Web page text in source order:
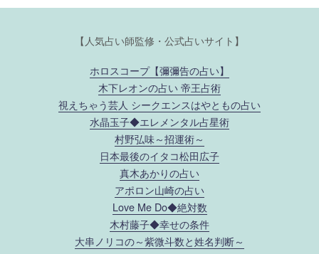
【人気占い師監修・公式占いサイト】
ホロスコープ【彌彌告の占い】
木下レオンの占い 帝王占術
視えちゃう芸人 シークエンスはやともの占い
水晶玉子◆エレメンタル占星術
村野弘味～招運術～
日本最後のイタコ松田広子
真木あかりの占い
アポロン山崎の占い
Love Me Do◆絶対数
木村藤子◆幸せの条件
大串ノリコの～紫微斗数と姓名判断～